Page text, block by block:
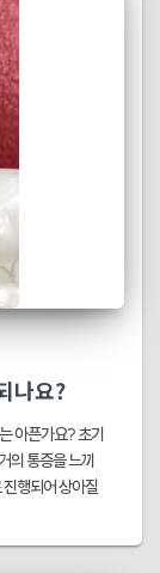
나요?
아픈가요? 초기
의 통증을 느끼
행되어 상아질